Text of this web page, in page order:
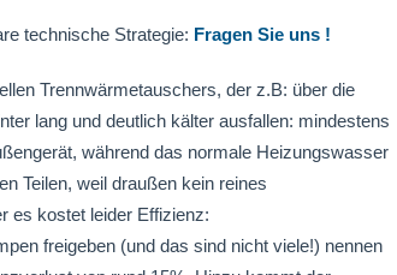
technische Strategie: Fragen Sie uns !
Trennwärmetauschers, der z.B: über die
lang und deutlich kälter ausfallen: mindestens
während das normale Heizungswasser
Teilen, weil draußen kein reines
es kostet leider Effizienz:
freigeben (und das sind nicht viele!) nennen